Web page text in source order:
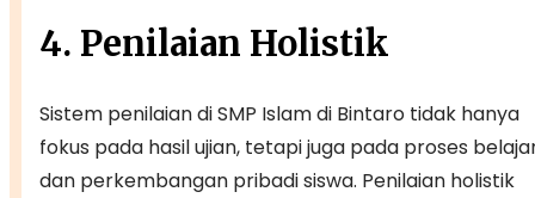
4. Penilaian Holistik
Sistem penilaian di SMP Islam di Bintaro tidak hanya
fokus pada hasil ujian, tetapi juga pada proses
dan perkembangan pribadi siswa. Penilaian holistik